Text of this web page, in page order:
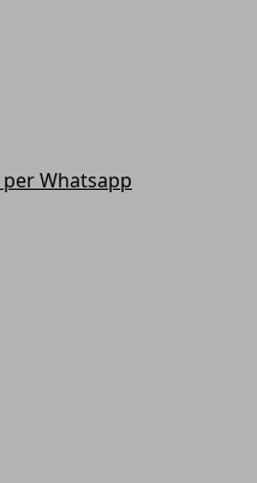
Whatsapp